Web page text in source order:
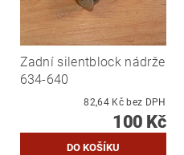
Zadní silentblock nádrže
634-640
82,64 Kč bez DPH
100 Kč